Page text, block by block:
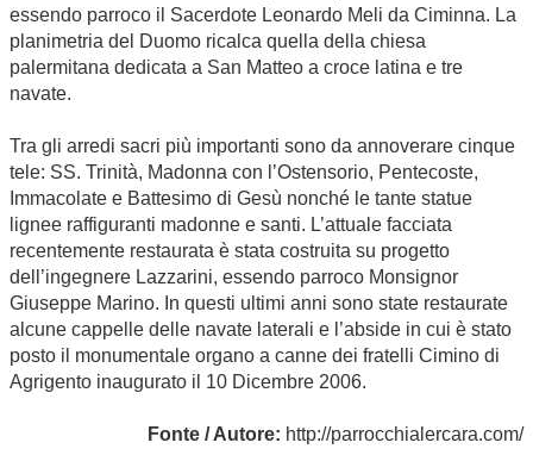
essendo parroco il Sacerdote Leonardo Meli da Ciminna. La
planimetria del Duomo ricalca quella della chiesa
palermitana dedicata a San Matteo a croce latina e tre
navate.
Tra gli arredi sacri più importanti sono da annoverare cinque
tele: SS. Trinità, Madonna con l’Ostensorio, Pentecoste,
Immacolate e Battesimo di Gesù nonché le tante statue
lignee raffiguranti madonne e santi. L’attuale facciata
recentemente restaurata è stata costruita su progetto
dell’ingegnere Lazzarini, essendo parroco Monsignor
Giuseppe Marino. In questi ultimi anni sono state restaurate
alcune cappelle delle navate laterali e l’abside in cui è stato
posto il monumentale organo a canne dei fratelli Cimino di
Agrigento inaugurato il 10 Dicembre 2006.
Fonte / Autore: http://parrocchialercara.com/